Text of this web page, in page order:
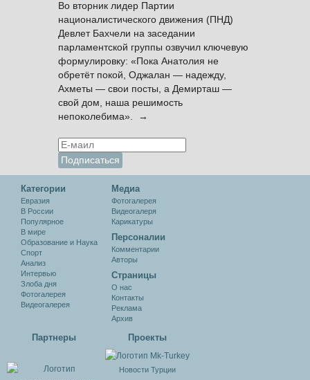
Во вторник лидер Партии
националистического движения (ПНД)
Девлет Бахчели на заседании
парламентской группы озвучил ключевую
формулировку: «Пока Анатолия не
обретёт покой, Оджалан — надежду,
Ахметы — свои посты, а Демирташ —
свой дом, наша решимость
непоколебима». →
Категории
Евразия
В России
Популярное
В мире
Образование и Наука
Спорт
Анализ
Интервью
Злоба дня
Фотогалерея
Видеогалерея
Медиа
Фотогалерея
Видеогалеря
Карикатуры
Персоналии
Комментарии
Авторы
Cтраницы
О нас
Контакты
Реклама
Архив
Партнеры Проекты
Новости Турции